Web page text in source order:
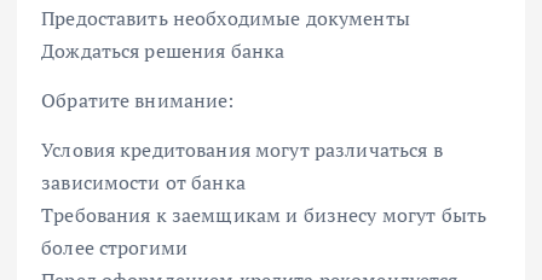
Предоставить необходимые документы
Дождаться решения банка
Обратите внимание:
Условия кредитования могут различаться в
зависимости от банка
Требования к заемщикам и бизнесу могут быть
более строгими